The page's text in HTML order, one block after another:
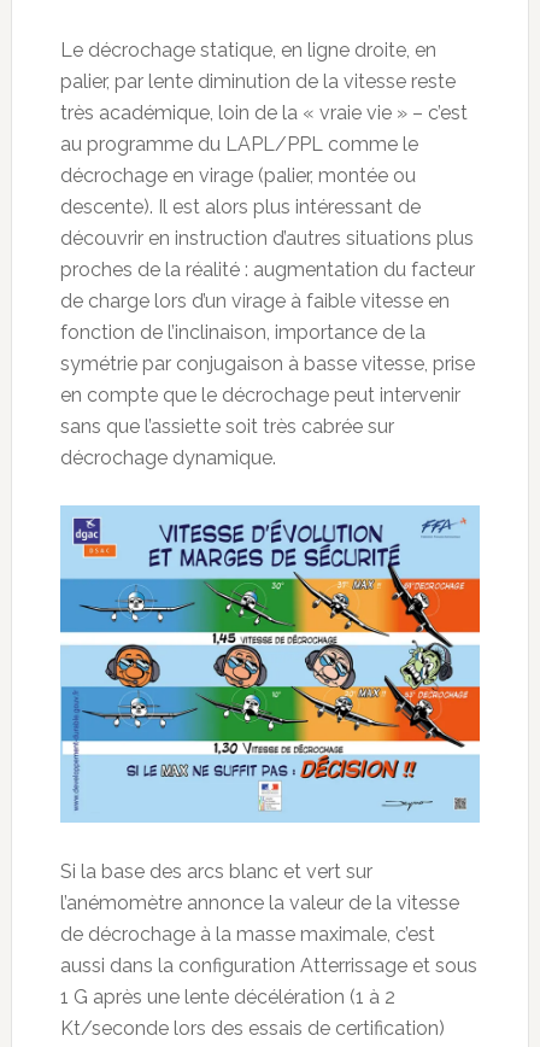
Le décrochage statique, en ligne droite, en
palier, par lente diminution de la vitesse reste
très académique, loin de la « vraie vie » – c’est
au programme du LAPL/PPL comme le
décrochage en virage (palier, montée ou
descente). Il est alors plus intéressant de
découvrir en instruction d’autres situations plus
proches de la réalité : augmentation du facteur
de charge lors d’un virage à faible vitesse en
fonction de l’inclinaison, importance de la
symétrie par conjugaison à basse vitesse, prise
en compte que le décrochage peut intervenir
sans que l’assiette soit très cabrée sur
décrochage dynamique.
Si la base des arcs blanc et vert sur
l’anémomètre annonce la valeur de la vitesse
de décrochage à la masse maximale, c’est
aussi dans la configuration Atterrissage et sous
1 G après une lente décélération (1 à 2
Kt/seconde lors des essais de certification)